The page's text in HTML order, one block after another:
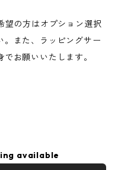
の方はオプション選択
。また、ラッピングサー
お願いいたします。
available